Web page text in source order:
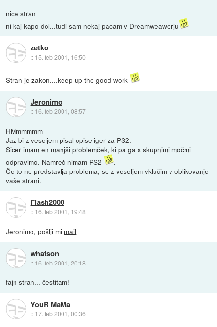
nice stran
ni kaj kapo dol...tudi sam nekaj pacam v Dreamweawerju
zetko
:: 15. feb 2001, 16:50
Stran je zakon....keep up the good work
Jeronimo
:: 16. feb 2001, 08:57
HMmmmmm
Jaz bi z veseljem pisal opise iger za PS2.
Sicer imam en manjši problemček, ki pa ga s skupnimi močmi
odpravimo. Namreč nimam PS2
.
Če to ne predstavlja problema, se z veseljem vklučim v oblikovanje
vaše strani.
Flash2000
:: 16. feb 2001, 19:48
Jeronimo, pošlji mi mail
whatson
:: 16. feb 2001, 20:18
fajn stran... čestitam!
YouR MaMa
:: 17. feb 2001, 00:36